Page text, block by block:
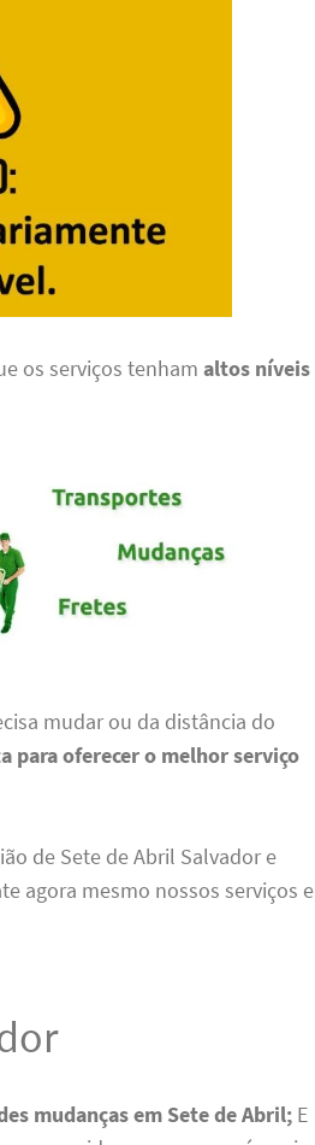
os serviços tenhamaltos níveis
mudar ou da distância do
para oferecer o melhor serviço
de Sete de Abril Salvador e
agora mesmo nossos serviços e
mudanças em Sete de Abril; E